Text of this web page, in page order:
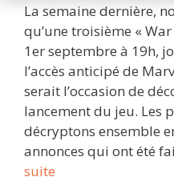
La semaine dernière,
qu’une troisième «
1er septembre à 19h,
l’accès anticipé de
serait l’occasion de
lancement du jeu. Les
décryptons ensemble
annonces qui ont été
suite